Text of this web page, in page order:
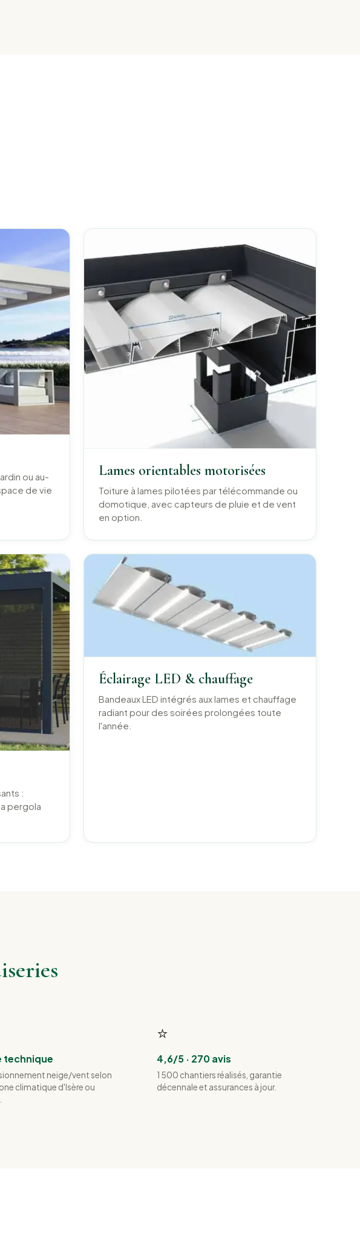
ou au-
de vie
Lames orientables motorisées
Toiture à lames pilotées par télécommande ou
domotique, avec capteurs de pluie et de vent
en option.
:
pergola
Éclairage LED & chauffage
Bandeaux LED intégrés aux lames et chauffage
radiant pour des soirées prolongées toute
l'année.
technique
neige/vent selon
climatique d'Isère ou
⭐
4,6/5 · 270 avis
1 500 chantiers réalisés, garantie
décennale et assurances à jour.